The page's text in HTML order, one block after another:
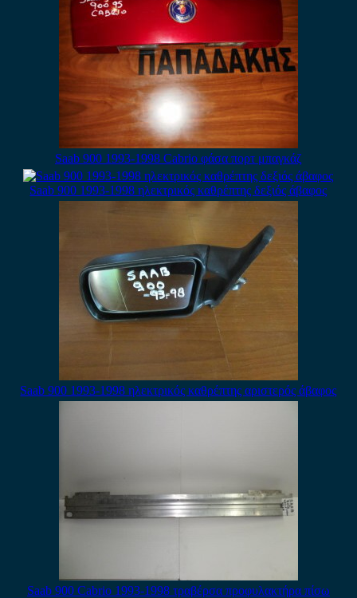
Saab 900 1993-1998 Cabrio φάσα πορτ μπαγκάζ
Saab 900 1993-1998 ηλεκτρικός καθρέπτης δεξιός άβαφος
Saab 900 1993-1998 ηλεκτρικός καθρέπτης αριστερός άβαφος
Saab 900 Cabrio 1993-1998 τραβέρσα προφυλακτήρα πίσω